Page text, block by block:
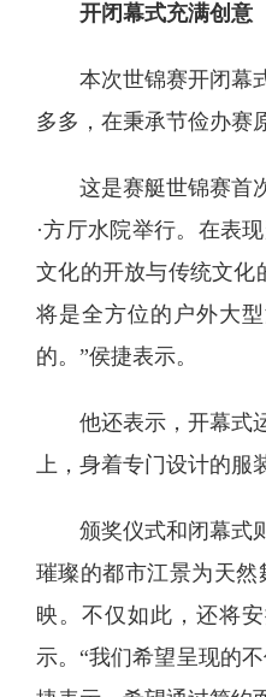
开闭幕式充满创意
本次世锦赛开闭幕
多多，在秉承节俭办赛
这是赛艇世锦赛首
·方厅水院举行。在表
文化的开放与传统文化
将是全方位的户外大
的。”侯捷表示。
他还表示，开幕式
上，身着专门设计的服
颁奖仪式和闭幕式
璀璨的都市江景为天
映。不仅如此，还将
示。“我们希望呈现的